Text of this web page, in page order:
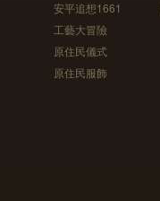
安平追想1661
工藝大冒險
原住民儀式
原住民服飾